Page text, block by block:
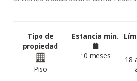
Tipo de
propiedad
Piso
Estancia min.
10 meses
18